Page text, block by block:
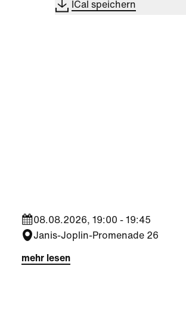
ICal speichern
08.08.2026, 19:00 - 19:45
Janis-Joplin-Promenade 26
mehr lesen